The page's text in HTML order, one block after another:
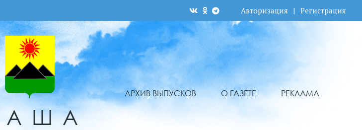
Авторизация | Регистрация
АРХИВ ВЫПУСКОВ О ГАЗЕТЕ РЕКЛАМА